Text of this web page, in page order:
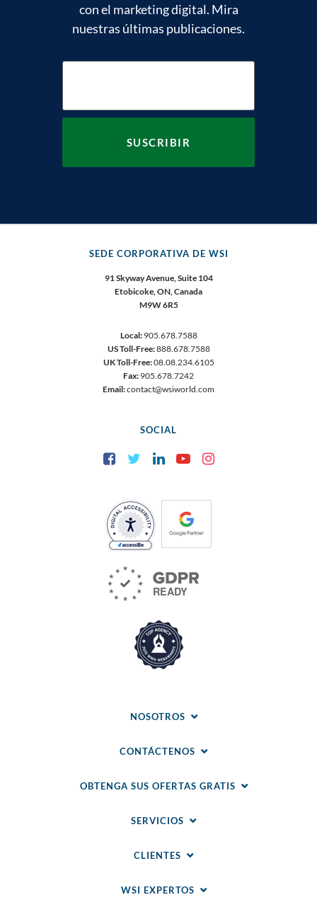
con el marketing digital. Mira
nuestras últimas publicaciones.
SEDE CORPORATIVA DE WSI
91 Skyway Avenue, Suite 104
Etobicoke, ON, Canada
M9W 6R5
Local:905.678.7588
US Toll-Free:888.678.7588
UK Toll-Free:08.08.234.6105
Fax: 905.678.7242
Email:contact@wsiworld.com
SOCIAL
FacebookTwitter LinkedInYouTube
NOSOTROS
CONTÁCTENOS
OBTENGA SUS OFERTAS GRATIS
SERVICIOS
CLIENTES
WSI EXPERTOS